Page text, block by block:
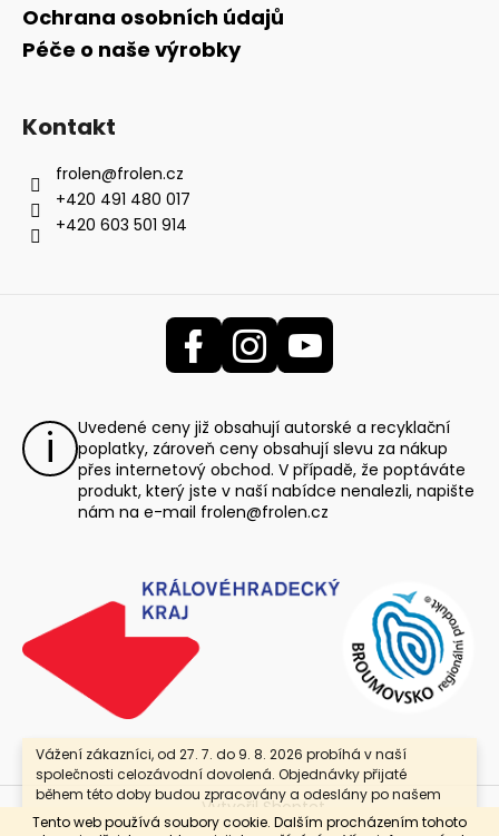
Tento web používá soubory cookie. Dalším procházením tohoto
Vážení zákazníci, od 27. 7. do 9. 8. 2026 probíhá v naší
společnosti celozávodní dovolená. Objednávky přijaté
během této doby budou zpracovány a odeslány po našem
návratu. Jako poděkování za Vaši trpělivost nabízíme
Ochrana osobních údajů
Péče o naše výrobky
Kontakt
frolen@frolen.cz
+420 491 480 017
+420 603 501 914
Uvedené ceny již obsahují autorské a recyklační
poplatky, zároveň ceny obsahují slevu za nákup
přes internetový obchod. V případě, že poptáváte
produkt, který jste v naší nabídce nenalezli, napište
nám na e-mail frolen@frolen.cz
Vytvořil Shoptet